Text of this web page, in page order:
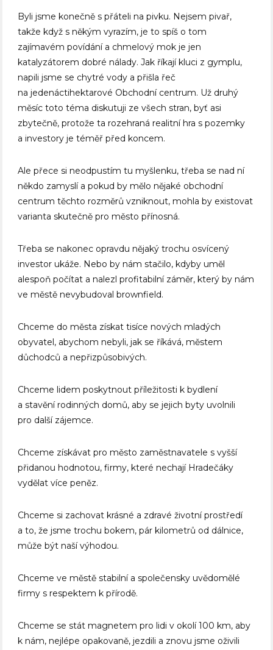
Byli jsme konečně s přáteli na pivku. Nejsem pivař,
takže když s někým vyrazím, je to spíš o tom
zajímavém povídání a chmelový mok je jen
katalyzátorem dobré nálady. Jak říkají kluci z gymplu,
napili jsme se chytré vody a přišla řeč
na jedenáctihektarové Obchodní centrum. Už druhý
měsíc toto téma diskutuji ze všech stran, byť asi
zbytečně, protože ta rozehraná realitní hra s pozemky
a investory je téměř před koncem.
Ale přece si neodpustím tu myšlenku, třeba se nad ní
někdo zamyslí a pokud by mělo nějaké obchodní
centrum těchto rozměrů vzniknout, mohla by existovat
varianta skutečně pro město přínosná.
Třeba se nakonec opravdu nějaký trochu osvícený
investor ukáže. Nebo by nám stačilo, kdyby uměl
alespoň počítat a nalezl profitabilní záměr, který by nám
ve městě nevybudoval brownfield.
Chceme do města získat tisíce nových mladých
obyvatel, abychom nebyli, jak se říkává, městem
důchodců a nepřizpůsobivých.
Chceme lidem poskytnout příležitosti k bydlení
a stavění rodinných domů, aby se jejich byty uvolnili
pro další zájemce.
Chceme získávat pro město zaměstnavatele s vyšší
přidanou hodnotou, firmy, které nechají Hradečáky
vydělat více peněz.
Chceme si zachovat krásné a zdravé životní prostředí
a to, že jsme trochu bokem, pár kilometrů od dálnice,
může být naší výhodou.
Chceme ve městě stabilní a společensky uvědomělé
firmy s respektem k přírodě.
Chceme se stát magnetem pro lidi v okolí 100 km, aby
k nám, nejlépe opakovaně, jezdili a znovu jsme oživili